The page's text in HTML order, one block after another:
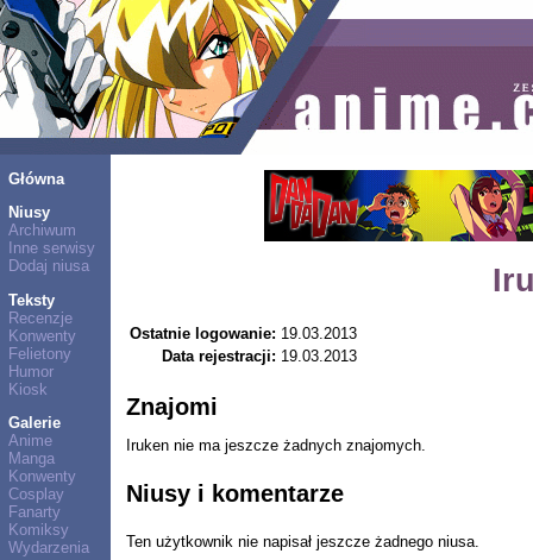
Główna
Niusy
Archiwum
Inne serwisy
Dodaj niusa
Teksty
Recenzje
Konwenty
Felietony
Humor
Kiosk
Galerie
Anime
Manga
Konwenty
Cosplay
Fanarty
Komiksy
Wydarzenia
Ostatnie logowanie: 19.03.2013
Data rejestracji: 19.03.2013
Znajomi
Iruken nie ma jeszcze żadnych znajomych.
Niusy i komentarze
Ten użytkownik nie napisał jeszcze żadnego niusa.